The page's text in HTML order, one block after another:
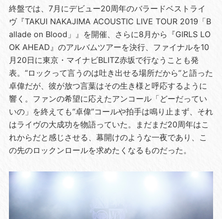
終盤では、7月にデビュー20周年のバラードベストライ
ヴ『TAKUI NAKAJIMA ACOUSTIC LIVE TOUR 2019「B
allade on Blood」』を開催、さらに8月から『GIRLS LO
OK AHEAD』のアルバムツアーを決行、ファイナルを10
月20日に東京・マイナビBLITZ赤坂で行なうことも発
表。“ロックって言うのは吐き出せる場所だから”と語った
卓偉だが、彼が放つ言葉はその生き様と呼応するように
響く。ファンの希望に応えたアンコール「どーだってい
いの」を終えても“卓偉”コールや拍手は鳴り止まず、それ
はライヴの大成功を物語っていた。まだまだ20周年はこ
れからだと感じさせる、幕開けのような一夜であり、こ
の先のロックンロールを求めたくなるものだった。